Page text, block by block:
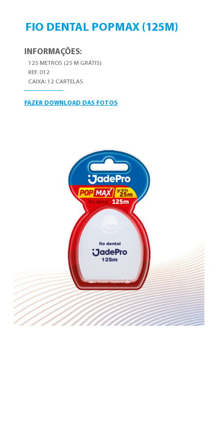
FIO DENTAL POPMAX (125M)
INFORMAÇÕES:
125 METROS (25 M GRÁTIS)
REF. 012
CAIXA: 12 CARTELAS
FAZER DOWNLOAD DAS FOTOS